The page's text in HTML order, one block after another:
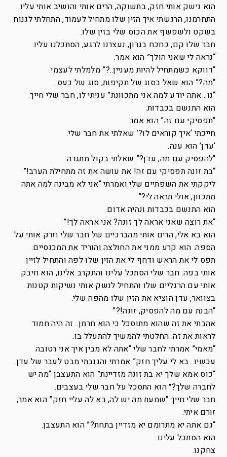
הוא נישק אותי חזק, בתשוקה, הרים אותי והושיב אותי עליו.
התחרמנו, הרגשתי איך הזין שלו מתחיל לעמוד, התחלתי לגנוח
בשקט ולשפשף את הכוס שלי בזין שלו.
חבר שלו קם, כחכח בגרון, נעצרנו לרגע, הסתכלנו עליו.
“נראה לי שאני הולך” הוא אמר.
“דווקא כשמתחיל להיות מעניין..?” מלמלתי לעצמי.
“מה?” הוא שאל בסוג של תקיפות, סוג של כעס.
“נו.. אתה יודע למה אני מתכוונת” עניתי לו, חבר שלי חייך.
הוא התנשם בכבדות.
“תפסיקי עם זה” הוא אמר.
חייכתי ‘איך קוראים לו?’ שאלתי את חבר שלי.
‘עדן’ הוא ענה.
“להפסיק עם מה, עדן?” שאלתי בקול מתגרה.
“בת זונה תפסיקי עם זה! את עושה את זה מתחילת הערב!”
ליקקתי את השפתיים שלי ואמרתי “אני לא מבינה למה אתה
מתכוון, אולי תראה לי?”
הוא התנשם בכבדות ונהיה אדום.
“את רוצה שאני אראה לך זונה? אני אראה לך!”
הוא בא אלי, הרים אותי מהברכיים של חבר שלי וזרק אותי על
הספה. הוא קרע ממני את החולצה והוריד את המכנסיים.
תפס לי את הראש ודחף לי את הזין שלו לפה והתחיל לזיין
אותי בפה. חבר שלי הסתכל עלינו והתקרב אלינו, הוא חיבק
אותי עם הרגליים שלו והתחיל לנשק אותי נשיקות קטנות
בצוואר, עדן הוציא את הזין שלו מהפה שלי.
“הבנת עם מה להפסיק, זונה!?”
אהבתי את זה שהוא מתוסכל כי הוא חרמן.. זה היה חמוד
לראות את זה. החלטתי להמשיך להתעלל בו.
“מאמי” אמרתי לחבר שלי “אתה לא מבין איך אני רטובה
עכשיו.. בא לי עליך חזק” אמרתי והגנבתי מבט לעבר של עדן.
“כוס אמא שלך יא בת זונה מזדיינת” הוא התעצבן “מה יש
לחברה שלך?״ הוא התסכל על חבר שלי בעצבים.
חבר שלי חייך “שמעת מה יש לה, בא לה עליי חזק” הוא אמר,
זורם איתי.
“גם אתה יא מתרומם יא מזדיין בתחת?” הוא התעצבן.
הוא הסתכל עלינו.
צחקנו.